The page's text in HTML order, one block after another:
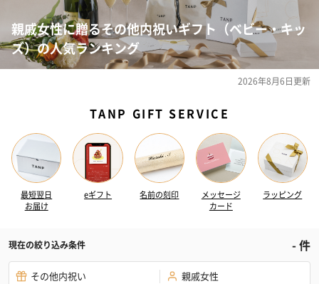
親戚女性に贈るその他内祝いギフト（ベビー・キッ
ズ）の人気ランキング
2026年8月6日更新
TANP GIFT SERVICE
最短翌日
お届け
eギフト 名前の刻印
メッセージ
カード
ラッピング
現在の絞り込み条件 -件
その他内祝い 親戚女性